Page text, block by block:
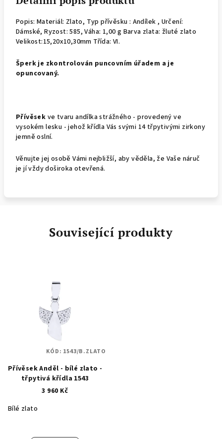
Popis: Materiál: Zlato, Typ přívěsku : Andílek , Určení:
Dámské, Ryzost: 585, Váha: 1,00 g Barva zlata: žluté zlato
Velikost:15,20x10,30mm Třída: VI.
Šperk je zkontrolován puncovním úřadem a je
opuncovaný.
Přívěsek ve tvaru andílka strážného - provedený ve
vysokém lesku - jehož křídla Vás svými 14 třpytivými zirkony
jemně oslní.
Věnujte jej osobě Vámi nejbližší, aby věděla, že Vaše náruč
je jí vždy doširoka otevřená.
Související produkty
Přívěsek Anděl - bílé zlato -
třpytivá křídla 1543
3 960 Kč
Bílé zlato
KÓD: 1543/B.ZLATO